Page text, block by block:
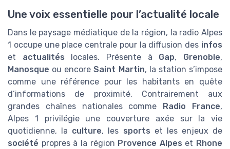
Une voix essentielle pour l’actualité locale
Dans le paysage médiatique de la région, la radio Alpes
1 occupe une place centrale pour la diffusion des infos
et actualités locales. Présente à Gap, Grenoble,
Manosque ou encoreSaint Martin, la station s’impose
comme une référence pour les habitants en quête
d’informations de proximité. Contrairement aux
grandes chaînes nationales comme Radio France,
Alpes 1 privilégie une couverture axée sur la vie
quotidienne, la culture, les sports et les enjeux de
société propres à la région Provence Alpes et Rhone